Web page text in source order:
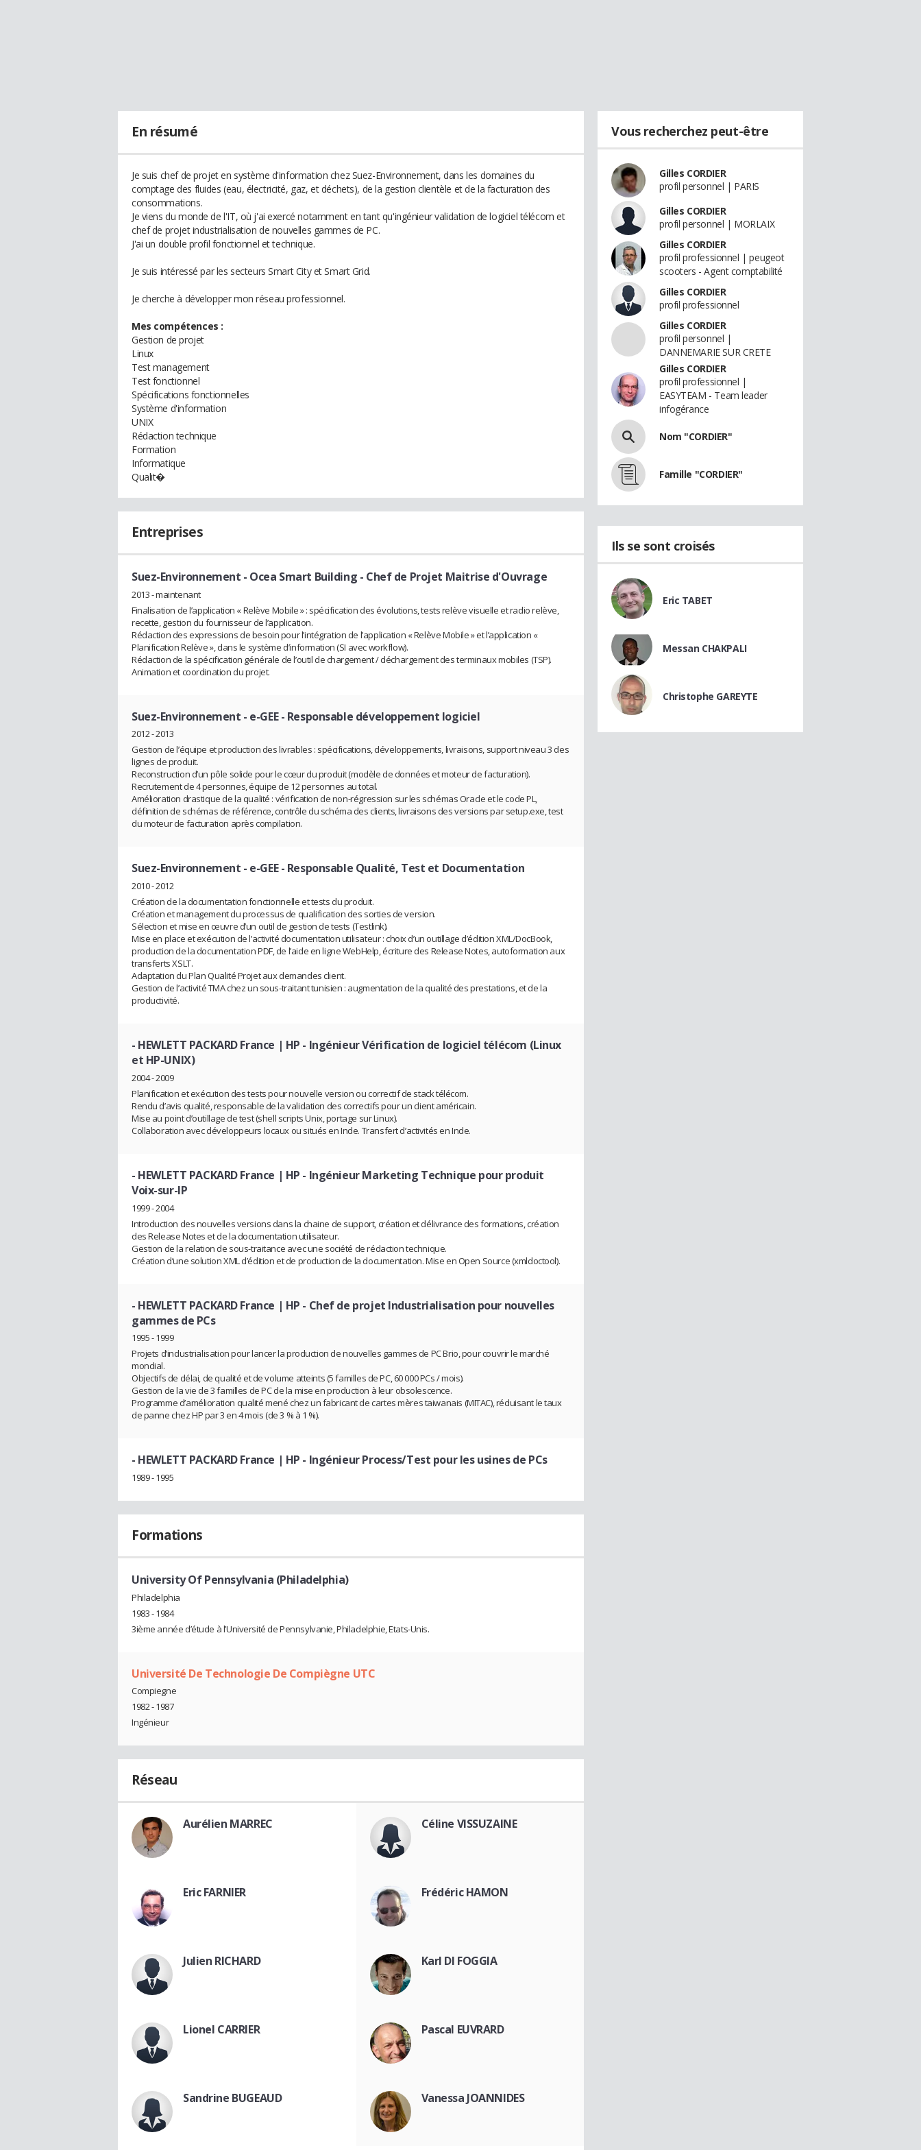
En résumé
Je suis chef de projet en système d'information chez Suez-Environnement, dans les domaines du
comptage des fluides (eau, électricité, gaz, et déchets), de la gestion clientèle et de la facturation des
consommations.
Je viens du monde de l'IT, où j'ai exercé notamment en tant qu'ingénieur validation de logiciel télécom et
chef de projet industrialisation de nouvelles gammes de PC.
J'ai un double profil fonctionnel et technique.
Je suis intéressé par les secteurs Smart City et Smart Grid.
Je cherche à développer mon réseau professionnel.
Mes compétences :
Gestion de projet
Linux
Test management
Test fonctionnel
Spécifications fonctionnelles
Système d'information
UNIX
Rédaction technique
Formation
Informatique
Qualit�
Entreprises
Suez-Environnement - Ocea Smart Building - Chef de Projet Maitrise d'Ouvrage
2013 - maintenant
Finalisation de l’application « Relève Mobile » : spécification des évolutions, tests relève visuelle et radio relève,
recette, gestion du fournisseur de l’application.
Rédaction des expressions de besoin pour l’intégration de l’application « Relève Mobile » et l’application «
Planification Relève », dans le système d’information (SI avec workflow).
Rédaction de la spécification générale de l’outil de chargement / déchargement des terminaux mobiles (TSP).
Animation et coordination du projet.
Suez-Environnement - e-GEE- Responsable développement logiciel
2012 - 2013
Gestion de l’équipe et production des livrables : spécifications, développements, livraisons, support niveau 3 des
lignes de produit.
Reconstruction d’un pôle solide pour le cœur du produit (modèle de données et moteur de facturation).
Recrutement de 4 personnes, équipe de 12 personnes au total.
Amélioration drastique de la qualité : vérification de non-régression sur les schémas Oracle et le code PL,
définition de schémas de référence, contrôle du schéma des clients, livraisons des versions par setup.exe, test
du moteur de facturation après compilation.
Suez-Environnement - e-GEE- Responsable Qualité, Test et Documentation
2010 - 2012
Création de la documentation fonctionnelle et tests du produit.
Création et management du processus de qualification des sorties de version.
Sélection et mise en œuvre d’un outil de gestion de tests (Testlink).
Mise en place et exécution de l’activité documentation utilisateur : choix d’un outillage d’édition XML/DocBook,
production de la documentation PDF, de l’aide en ligne WebHelp, écriture des Release Notes, autoformation aux
transferts XSLT.
Adaptation du Plan Qualité Projet aux demandes client.
Gestion de l’activité TMA chez un sous-traitant tunisien : augmentation de la qualité des prestations, et de la
productivité.
- HEWLETT PACKARD France | HP - Ingénieur Vérification de logiciel télécom (Linux
et HP-UNIX)
2004 - 2009
Planification et exécution des tests pour nouvelle version ou correctif de stack télécom.
Rendu d’avis qualité, responsable de la validation des correctifs pour un client américain.
Mise au point d’outillage de test (shell scripts Unix, portage sur Linux).
Collaboration avec développeurs locaux ou situés en Inde. Transfert d’activités en Inde.
- HEWLETT PACKARD France | HP - Ingénieur Marketing Technique pour produit
Voix-sur-IP
1999 - 2004
Introduction des nouvelles versions dans la chaine de support, création et délivrance des formations, création
des Release Notes et de la documentation utilisateur.
Gestion de la relation de sous-traitance avec une société de rédaction technique.
Création d’une solution XML d’édition et de production de la documentation. Mise en Open Source (xmldoctool).
- HEWLETT PACKARD France | HP - Chef de projet Industrialisation pour nouvelles
gammes de PCs
1995 - 1999
Projets d’industrialisation pour lancer la production de nouvelles gammes de PC Brio, pour couvrir le marché
mondial.
Objectifs de délai, de qualité et de volume atteints (5 familles de PC, 60 000 PCs / mois).
Gestion de la vie de 3 familles de PC de la mise en production à leur obsolescence.
Programme d’amélioration qualité mené chez un fabricant de cartes mères taiwanais (MITAC), réduisant le taux
de panne chez HP par 3 en 4 mois (de 3 % à 1 %).
- HEWLETT PACKARD France | HP - Ingénieur Process/Test pour les usines de PCs
1989 - 1995
Formations
University Of Pennsylvania (Philadelphia)
Philadelphia
1983 - 1984
3ième année d’étude à l’Université de Pennsylvanie, Philadelphie, Etats-Unis.
Université De Technologie De Compiègne UTC
Compiegne
1982 - 1987
Ingénieur
Réseau
Aurélien MARREC Céline VISSUZAINE
Eric FARNIER Frédéric HAMON
Julien RICHARD Karl DI FOGGIA
Lionel CARRIER Pascal EUVRARD
Sandrine BUGEAUD Vanessa JOANNIDES
Vous recherchez peut-être
Gilles CORDIER
profil personnel | PARIS
Gilles CORDIER
profil personnel | MORLAIX
Gilles CORDIER
profil professionnel | peugeot
scooters - Agent comptabilité
Gilles CORDIER
profil professionnel
Gilles CORDIER
profil personnel |
DANNEMARIE SUR CRETE
Gilles CORDIER
profil professionnel |
EASYTEAM - Team leader
infogérance
Nom "CORDIER"
Famille "CORDIER"
Ils se sont croisés
Eric TABET
Messan CHAKPALI
Christophe GAREYTE